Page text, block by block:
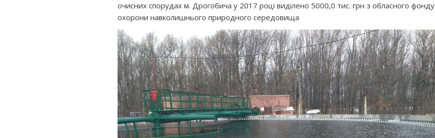
очисних спорудах м. Дрогобича у 2017 році виділено 5000,0 тис. грн з обласного фонду
охорони навколишнього природного середовища